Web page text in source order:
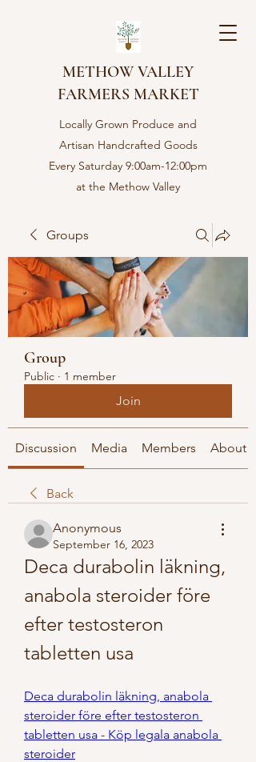
METHOW VALLEY
FARMERS MARKET
Locally Grown Produce and
Artisan Handcrafted Goods
Every Saturday 9:00am-12:00pm
at the Methow Valley
Groups
Group
Public · 1 member
Join
Discussion Media Members About
Back
Anonymous
September 16, 2023
Deca durabolin läkning,
anabola steroider före
efter testosteron
tabletten usa
Deca durabolin läkning, anabola
steroider före efter testosteron
tabletten usa - Köp legala anabola
steroider